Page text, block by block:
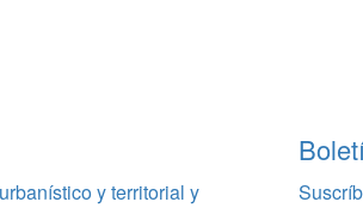
y territorial y